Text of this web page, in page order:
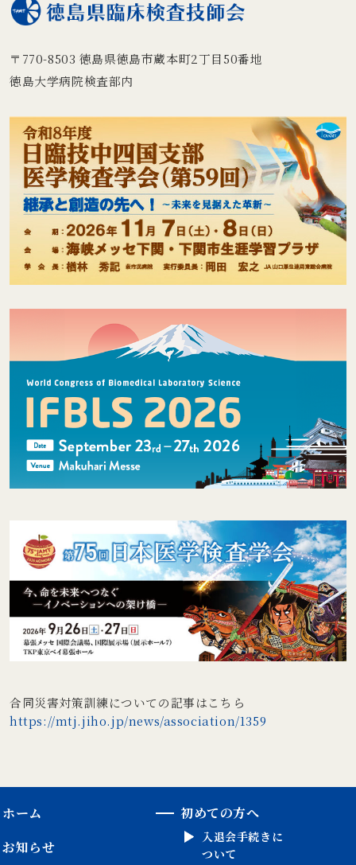
〒770-8503 徳島県徳島市蔵本町2丁目50番地
徳島大学病院検査部内
合同災害対策訓練についての記事はこちら
https://mtj.jiho.jp/news/association/1359
ホーム 初めての方へ
入退会手続きに
ついて
お知らせ